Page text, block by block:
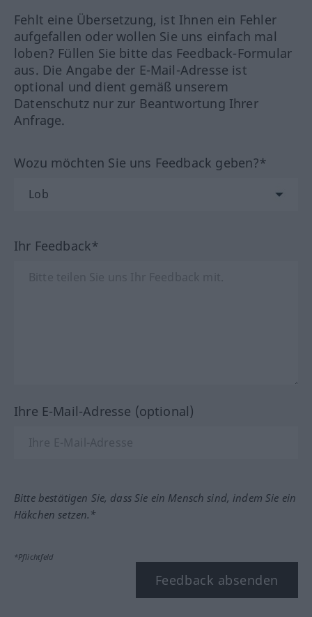
Fehlt eine Übersetzung, ist Ihnen ein Fehler
aufgefallen oder wollen Sie uns einfach mal
loben? Füllen Sie bitte das Feedback-Formular
aus. Die Angabe der E-Mail-Adresse ist
optional und dient gemäß unserem
Datenschutz nur zur Beantwortung Ihrer
Anfrage.
Wozu möchten Sie uns Feedback geben?*
Ihr Feedback*
Ihre E-Mail-Adresse (optional)
Bitte bestätigen Sie, dass Sie ein Mensch sind, indem Sie ein
Häkchen setzen.*
*Pflichtfeld
Feedback absenden